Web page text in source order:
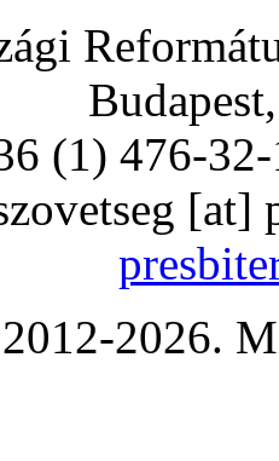
(1) 476-
[at]
2026.